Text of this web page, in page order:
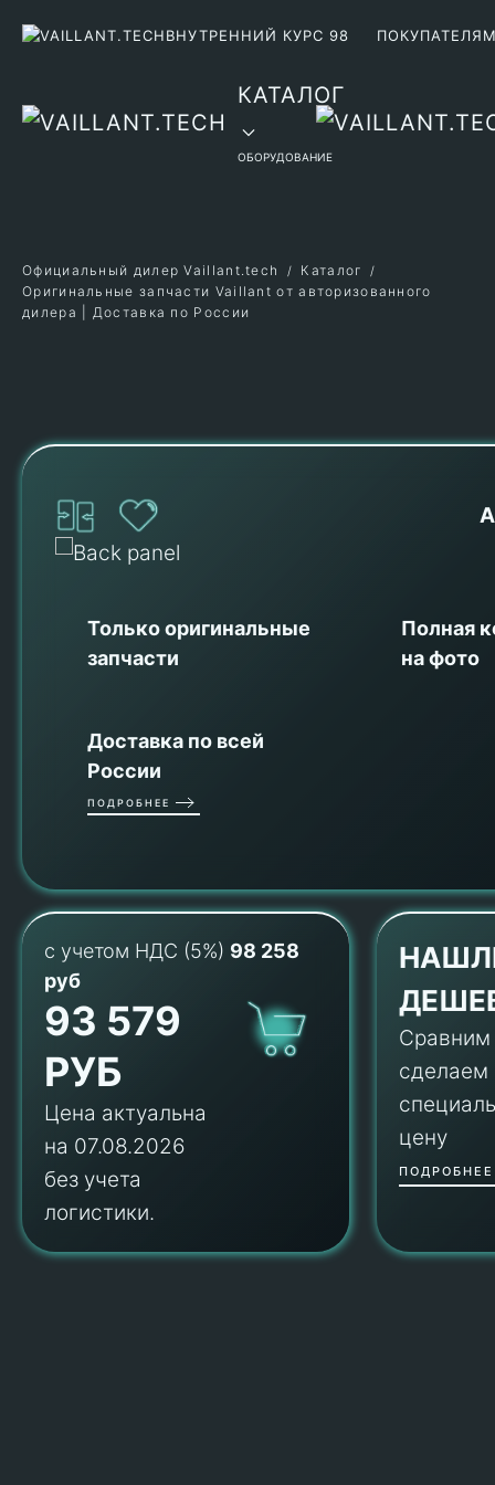
ВНУТРЕННИЙ КУРС 98 ПОКУПАТЕЛЯМ
КАТАЛОГ
ОБОРУДОВАНИЕ
Официальный дилер Vaillant.tech
Каталог
Оригинальные запчасти Vaillant от авторизованного
дилера | Доставка по России
Только оригинальные
запчасти
Полная
на фото
Доставка по всей
России
ПОДРОБНЕЕ
с учетом НДС (5%) 98 258
руб
93 579
РУБ
Цена актуальна
на 07.08.2026
без учета
логистики.
Сравним
сделаем
цену
ПОДРОБНЕЕ